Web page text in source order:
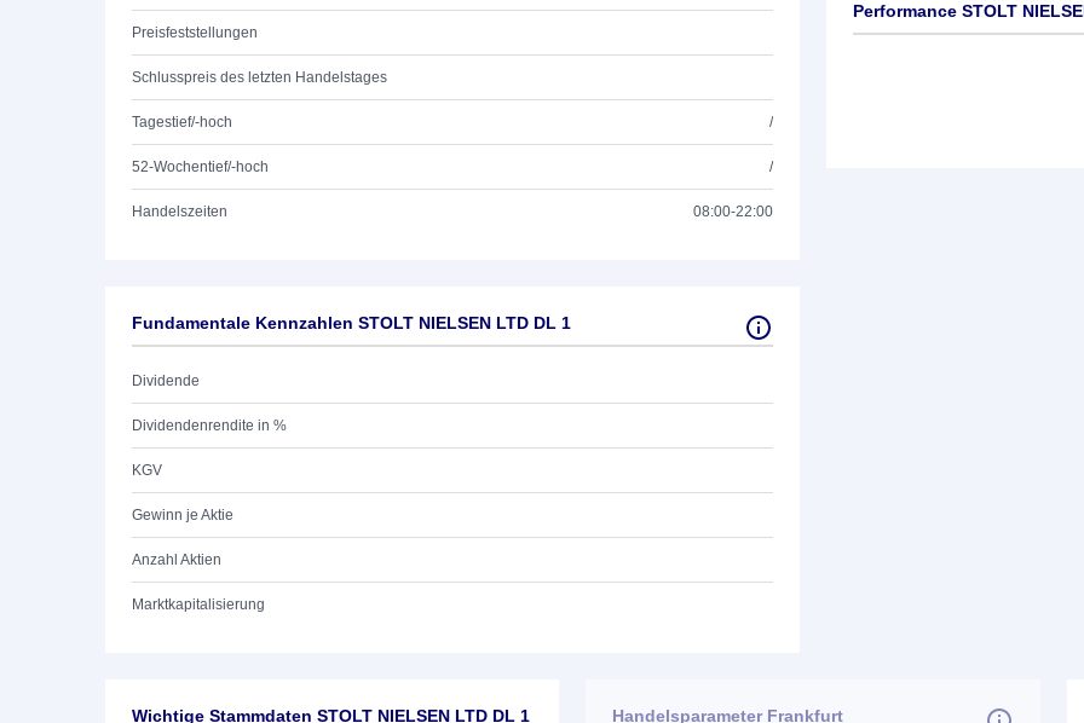
Preisfeststellungen
Schlusspreis des letzten Handelstages
Tagestief/-hoch /
52-Wochentief/-hoch /
Handelszeiten 08:00-22:00
Fundamentale Kennzahlen STOLT NIELSEN LTD DL 1
Dividende
Dividendenrendite in %
KGV
Gewinn je Aktie
Anzahl Aktien
Marktkapitalisierung
Performance STOLT
Wichtige Stammdaten STOLT NIELSEN LTD DL 1 Handelsparameter Frankfurt